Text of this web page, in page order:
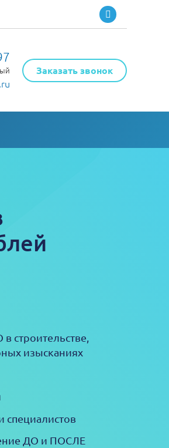
Заказать звонок
строительстве,
изысканиях
ДО и ПОСЛЕ